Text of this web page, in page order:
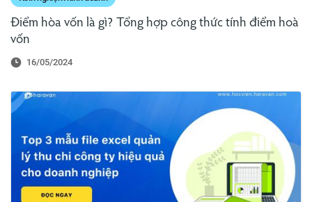
Điểm hòa vốn là gì? Tổng hợp công thức tính điểm hoà
vốn
16/05/2024